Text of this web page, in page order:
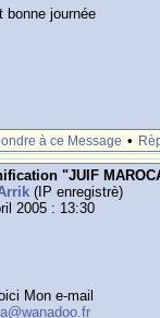
bonne journée
à ce Message •
"JUIF
(IP enregistrè)
2005 : 13:30
Mon e-mail